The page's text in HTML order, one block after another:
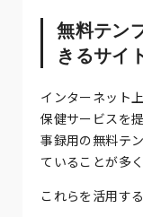
無料テン
きるサイ
インターネット
保健サービスを
事録用の無料テ
ていることが多く
これらを活用す